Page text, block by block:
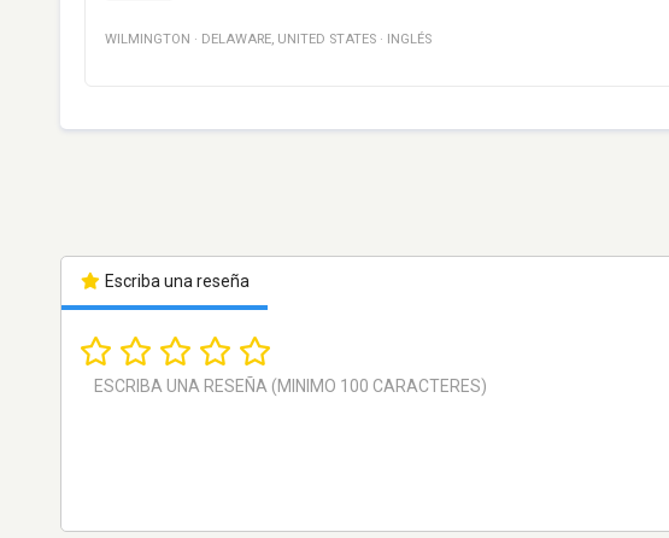
WILMINGTON · DELAWARE, UNITED STATES · INGLÉS
Escriba una reseña